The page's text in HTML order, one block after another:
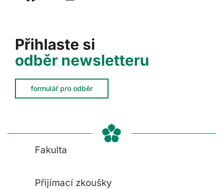
Přihlaste si
odběr newsletteru
formulář pro odběr
Fakulta
Přijímací zkoušky